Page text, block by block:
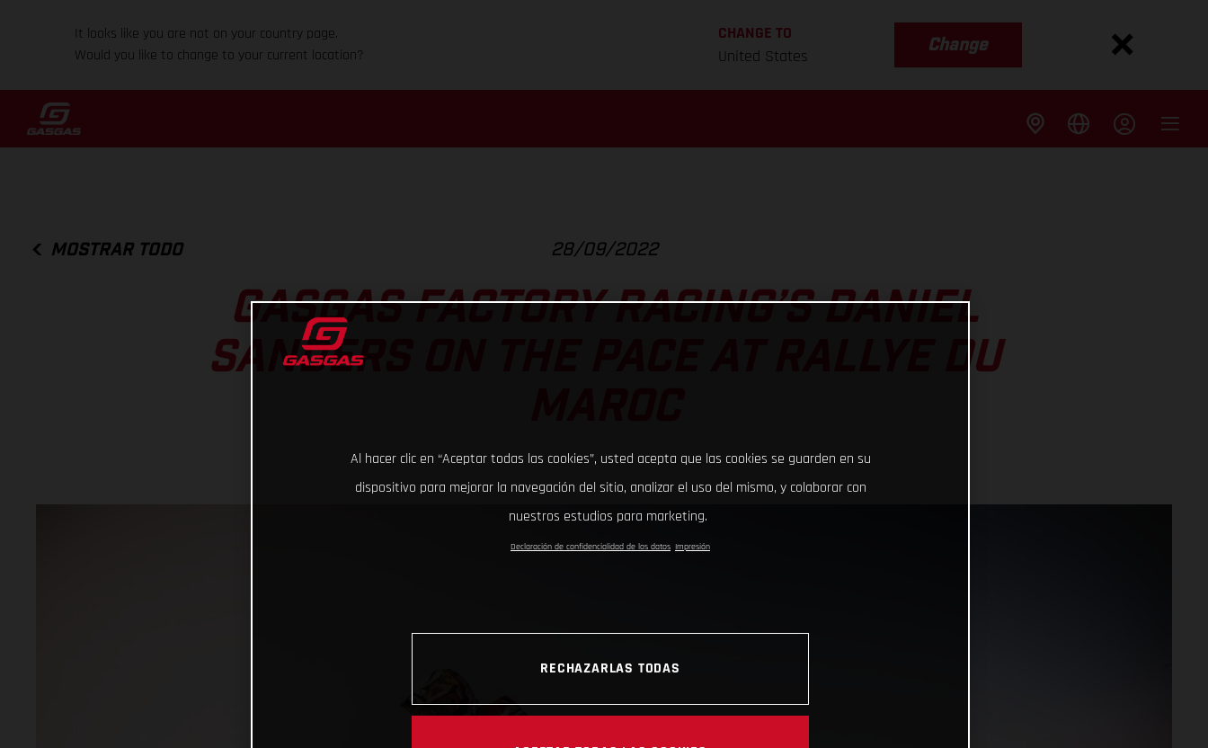
It looks like you are not on your country page.
Would you like to change to your current location?
CHANGE TO
United States
Change
MOSTRAR TODO 28/09/2022
GASGAS FACTORY RACING’S DANIEL
SANDERS ON THE PACE AT RALLYE DU
Al hacer clic en “Aceptar todas las cookies”, usted acepta que las cookies se guarden en su
dispositivo para mejorar la navegación del sitio, analizar el uso del mismo, y colaborar con
nuestros estudios para marketing.
Declaración de confidencialidad de los datos Impresión
RECHAZARLAS TODAS